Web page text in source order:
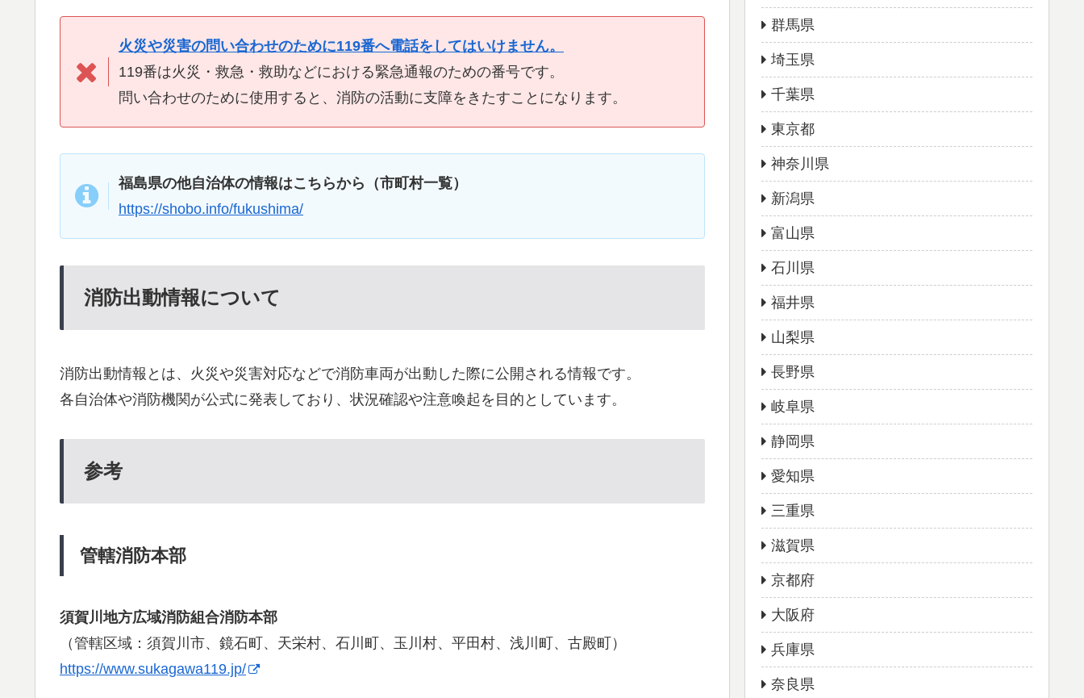
火災や災害の問い合わせのために119番へ電話をしてはいけません。
119番は火災・救急・救助などにおける緊急通報のための番号です。
問い合わせのために使用すると、消防の活動に支障をきたすことになります。
福島県の他自治体の情報はこちらから（市町村一覧）
https://shobo.info/fukushima/
消防出動情報について
消防出動情報とは、火災や災害対応などで消防車両が出動した際に公開される情報です。
各自治体や消防機関が公式に発表しており、状況確認や注意喚起を目的としています。
参考
管轄消防本部
須賀川地方広域消防組合消防本部
（管轄区域：須賀川市、鏡石町、天栄村、石川町、玉川村、平田村、浅川町、古殿町）
https://www.sukagawa119.jp/
群馬県
埼玉県
千葉県
東京都
神奈川県
新潟県
富山県
石川県
福井県
山梨県
長野県
岐阜県
静岡県
愛知県
三重県
滋賀県
京都府
大阪府
兵庫県
奈良県